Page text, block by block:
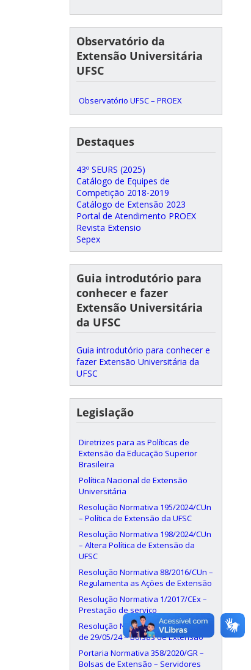
Observatório da
Extensão Universitária
UFSC
Observatório UFSC – PROEX
Destaques
43º SEURS (2025)
Catálogo de Equipes de
Competição 2018-2019
Catálogo de Extensão 2023
Portal de Atendimento PROEX
Revista Extensio
Sepex
Guia introdutório para
conhecer e fazer
Extensão Universitária
da UFSC
Guia introdutório para conhecer e
fazer Extensão Universitária da
UFSC
Legislação
Diretrizes para as Políticas de
Extensão da Educação Superior
Brasileira
Política Nacional de Extensão
Universitária
Resolução Normativa 195/2024/CUn
– Política de Extensão da UFSC
Resolução Normativa 198/2024/CUn
– Altera Política de Extensão da
UFSC
Resolução Normativa 88/2016/CUn –
Regulamenta as Ações de Extensão
Resolução Normativa 1/2017/CEx –
Prestação de serviço
Resolução Normativa 190/2024/CUn,
de 29/05/24 – Bolsas de Extensão
Portaria Normativa 358/2020/GR –
Bolsas de Extensão – Servidores